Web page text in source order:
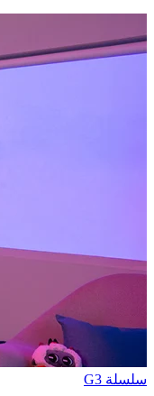
سلسلة G3